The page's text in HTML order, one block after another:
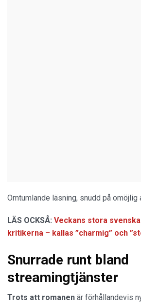
Omtumlande läsning, snudd på
LÄS OCKSÅ: Veckans stora
kritikerna – kallas ”charmig” och
Snurrade runt bland
streamingtjänster
Trots att romanen är förhållandevis